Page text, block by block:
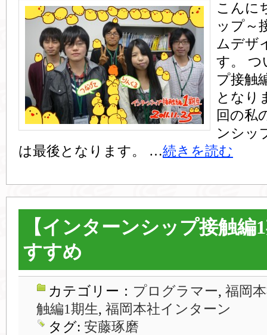
こんに
ップ～
ムデザ
す。 つ
プ接触
となり
回の私
ンシッ
は最後となります。 …続きを読む
【インターンシップ接触編
すすめ
カテゴリー： プログラマー, 福岡
触編1期生, 福岡本社インターン
タグ: 安藤琢磨